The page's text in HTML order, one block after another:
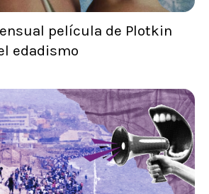
película de Plotkin
edadismo